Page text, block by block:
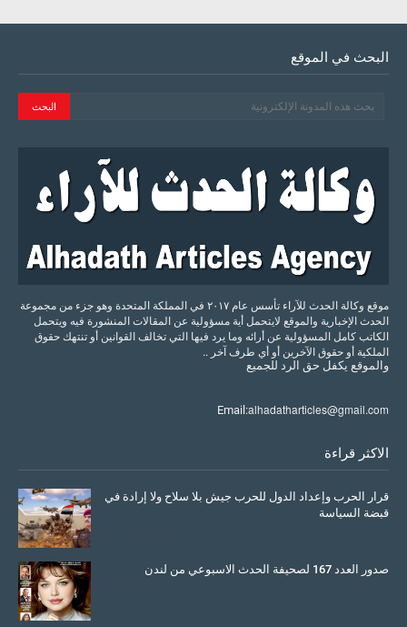
البحث في الموقع
موقع وكالة الحدث للآراء تأسس عام ٢٠١٧ في المملكة المتحدة وهو جزء من مجموعة
الحدث الإخبارية والموقع لايتحمل أية مسؤولية عن المقالات المنشورة فيه ويتحمل
الكاتب كامل المسؤولية عن أرائه وما يرد فيها التي تخالف القوانين أو تنتهك حقوق
الملكية أو حقوق الآخرين أو أي طرف آخر ..
والموقع يكفل حق الرد للجميع
Email:alhadatharticles@gmail.com
الاكثر قراءة
قرار الحرب وإعداد الدول للحرب جيش بلا سلاح ولا إرادة في
قبضة السياسة
صدور العدد 167 لصحيفة الحدث الاسبوعي من لندن